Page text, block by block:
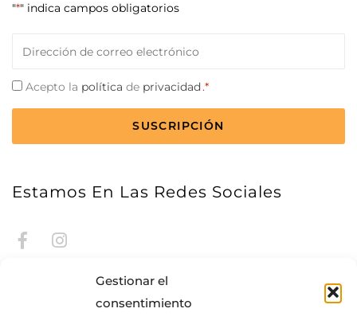
Gestionar el
consentimiento
"*" indica campos obligatorios
*
Consentimiento
Acepto la política de privacidad.*
CAPTCHA
Estamos En Las Redes Sociales